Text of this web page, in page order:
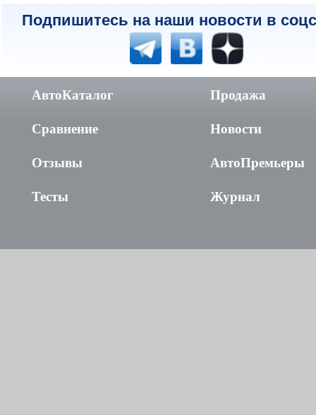
Подпишитесь на наши новости в
АвтоКаталог
Сравнение
Отзывы
Тесты
Продажа
Новости
АвтоПремьеры
Журнал